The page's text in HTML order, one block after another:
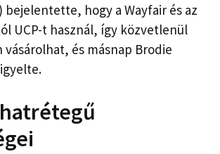
bejelentette, hogy a Wayfair és az
UCP-t használ, így közvetlenül
vásárolhat, és másnap Brodie